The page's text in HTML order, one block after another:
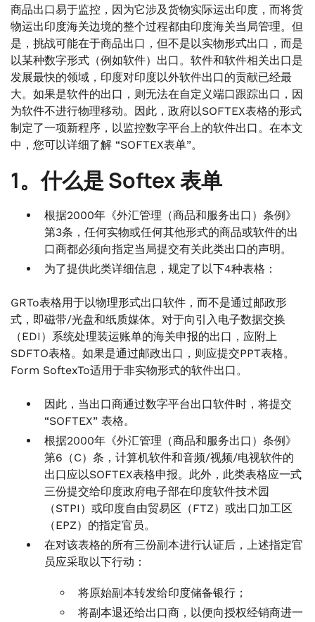
. 9。提交SOFTEX表格的费用是多少
. 10。不提交SOFTEX表格的处罚/后果是什么
商品出口易于监控，因为它涉及货物实际运出印度，而将货
物运出印度海关边境的整个过程都由印度海关当局管理。但
是，挑战可能在于商品出口，但不是以实物形式出口，而是
以某种数字形式（例如软件）出口。软件和软件相关出口是
发展最快的领域，印度对印度以外软件出口的贡献已经最
大。如果是软件的出口，则无法在自定义端口跟踪出口，因
为软件不进行物理移动。因此，政府以SOFTEX表格的形式
制定了一项新程序，以监控数字平台上的软件出口。在本文
中，您可以详细了解 “SOFTEX表单”。
1。什么是 Softex 表单
根据2000年《外汇管理（商品和服务出口）条例》
第3条，任何实物或任何其他形式的商品或软件的出
口商都必须向指定当局提交有关此类出口的声明。
为了提供此类详细信息，规定了以下4种表格：
GRTo表格用于以物理形式出口软件，而不是通过邮政形
式，即磁带/光盘和纸质媒体。对于向引入电子数据交换
（EDI）系统处理装运账单的海关申报的出口，应附上
SDFTO表格。如果是通过邮政出口，则应提交PPT表格。
Form SoftexTo适用于非实物形式的软件出口。
因此，当出口商通过数字平台出口软件时，将提交
“SOFTEX” 表格。
根据2000年《外汇管理（商品和服务出口）条例》
第6（C）条，计算机软件和音频/视频/电视软件的
出口应以SOFTEX表格申报。此外，此类表格应一式
三份提交给印度政府电子部在印度软件技术园
（STPI）或印度自由贸易区（FTZ）或出口加工区
（EPZ）的指定官员。
在对该表格的所有三份副本进行认证后，上述指定官
员应采取以下行动：
将原始副本转发给印度储备银行；
将副本退还给出口商，以便向授权经销商进一